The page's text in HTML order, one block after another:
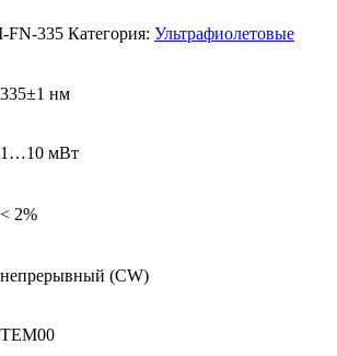
FN-335 Категория: Ультрафиолетовые
335±1 нм
1…10 мВт
< 2%
непрерывный (CW)
TEM00